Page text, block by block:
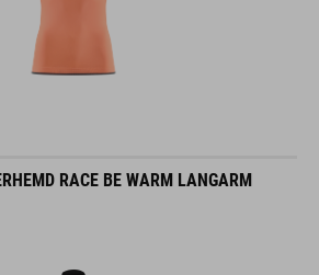
RACE BE WARM LANGARM